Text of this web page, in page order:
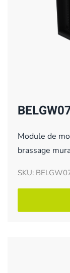
Module de
brassage
SKU: